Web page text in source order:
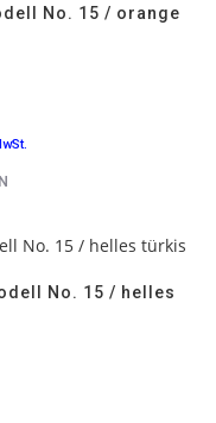
No. 15 / orange
No. 15 / helles